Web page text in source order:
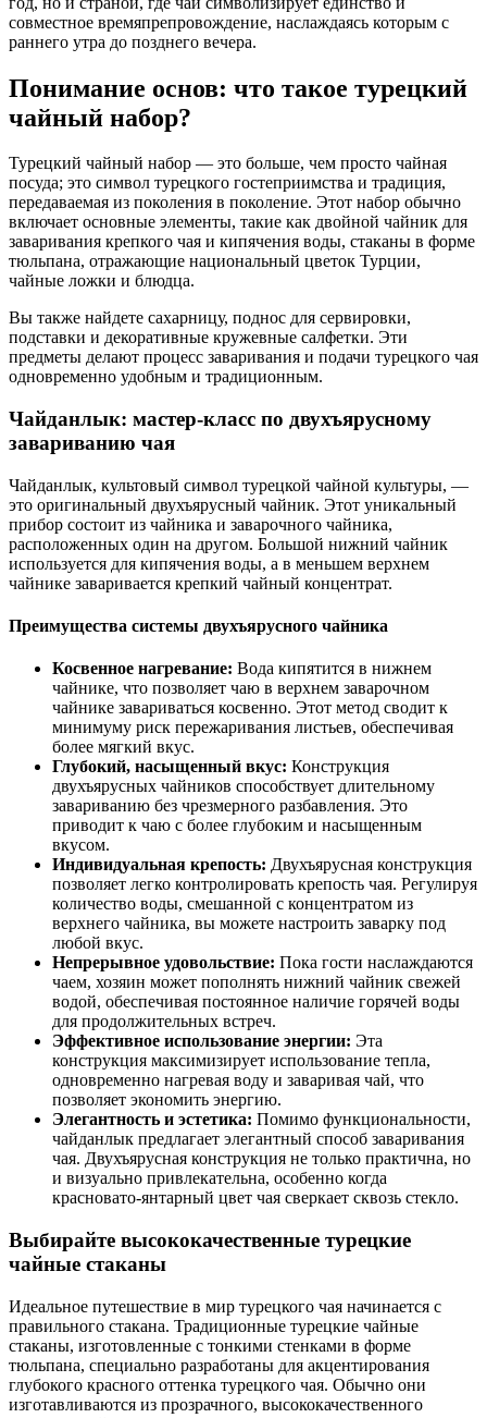
совместное времяпрепровождение, наслаждаясь которым с
раннего утра до позднего вечера.
Понимание основ: что такое турецкий
чайный набор?
Турецкий чайный набор — это больше, чем просто чайная
посуда; это символ турецкого гостеприимства и традиция,
передаваемая из поколения в поколение. Этот набор обычно
включает основные элементы, такие как двойной чайник для
заваривания крепкого чая и кипячения воды, стаканы в форме
тюльпана, отражающие национальный цветок Турции,
чайные ложки и блюдца.
Вы также найдете сахарницу, поднос для сервировки,
подставки и декоративные кружевные салфетки. Эти
предметы делают процесс заваривания и подачи турецкого чая
одновременно удобным и традиционным.
Чайданлык: мастер-класс по двухъярусному
завариванию чая
Чайданлык, культовый символ турецкой чайной культуры, —
это оригинальный двухъярусный чайник. Этот уникальный
прибор состоит из чайника и заварочного чайника,
расположенных один на другом. Большой нижний чайник
используется для кипячения воды, а в меньшем верхнем
чайнике заваривается крепкий чайный концентрат.
Преимущества системы двухъярусного чайника
Косвенное нагревание: Вода кипятится в нижнем
чайнике, что позволяет чаю в верхнем заварочном
чайнике завариваться косвенно. Этот метод сводит к
минимуму риск пережаривания листьев, обеспечивая
более мягкий вкус.
Глубокий, насыщенный вкус: Конструкция
двухъярусных чайников способствует длительному
завариванию без чрезмерного разбавления. Это
приводит к чаю с более глубоким и насыщенным
вкусом.
Индивидуальная крепость: Двухъярусная конструкция
позволяет легко контролировать крепость чая. Регулируя
количество воды, смешанной с концентратом из
верхнего чайника, вы можете настроить заварку под
любой вкус.
Непрерывное удовольствие: Пока гости наслаждаются
чаем, хозяин может пополнять нижний чайник свежей
водой, обеспечивая постоянное наличие горячей воды
для продолжительных встреч.
Эффективное использование энергии: Эта
конструкция максимизирует использование тепла,
одновременно нагревая воду и заваривая чай, что
позволяет экономить энергию.
Элегантность и эстетика: Помимо функциональности,
чайданлык предлагает элегантный способ заваривания
чая. Двухъярусная конструкция не только практична, но
и визуально привлекательна, особенно когда
красновато-янтарный цвет чая сверкает сквозь стекло.
Выбирайте высококачественные турецкие
чайные стаканы
Идеальное путешествие в мир турецкого чая начинается с
правильного стакана. Традиционные турецкие чайные
стаканы, изготовленные с тонкими стенками в форме
тюльпана, специально разработаны для акцентирования
глубокого красного оттенка турецкого чая. Обычно они
изготавливаются из прозрачного, высококачественного